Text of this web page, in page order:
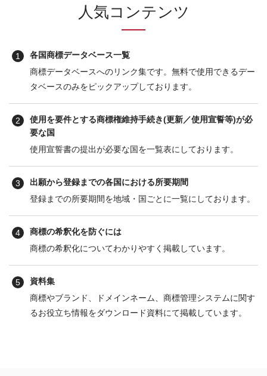
人気コンテンツ
各国商標データベース一覧
商標データベースへのリンク集です。無料で使用できるデー
タベースのみをピックアップしております。
使用を要件とする商標権維持手続き(更新／使用宣誓等)が必
要な国
使用宣誓書の提出が必要な国を一覧表にしております。
出願から登録までの各国における所要期間
登録までの所要期間を地域・国ごとに一覧にしております。
商標の希釈化を防ぐには
商標の希釈化についてわかりやすく掲載しています。
資料集
商標やブランド、ドメインネーム、商標管理システムに関す
るお役立ち情報をダウンロード資料にて掲載しています。